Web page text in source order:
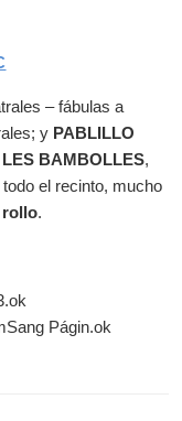
– fábulas a
y PABLILLO
LES BAMBOLLES,
el recinto, mucho
rollo.